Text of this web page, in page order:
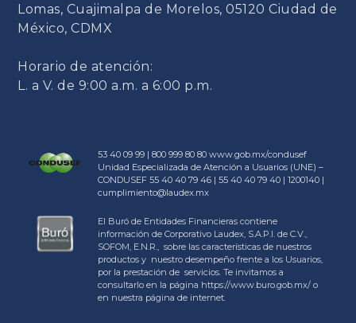
Lomas, Cuajimalpa de Morelos, 05120 Ciudad de
México, CDMX
Horario de atención:
L. a V. de 9:00 a.m. a 6:00 p.m.
53 40 09 99 | 800 999 80 80www.gob.mx/condusef
Unidad Especializada de Atención a Usuarios (UNE) –
CONDUSEF 55 40 40 79 46 | 55 40 40 79 40 | 1200140 |
cumplimiento@laudex.mx
El Buró de Entidades Financieras contiene
información de Corporativo Laudex, S.A.P.I. de C.V.,
SOFOM, E.N.R., sobre las características de nuestros
productos y nuestro desempeño frente a los Usuarios,
por la prestación de servicios. Te invitamos a
consultarlo en la página https://www.buro.gob.mx/ o
en nuestra página de internet.